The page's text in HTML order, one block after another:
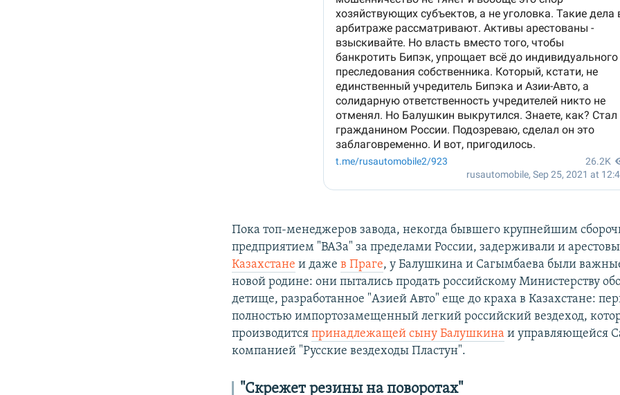
Пока топ-менеджеров завода, некогда бывшего крупнейшим
предприятием "ВАЗа" за пределами России, задерживали и
Казахстане и дажев Праге, у Балушкина и Сагымбаева были
новой родине: они пытались продать российскому Министерству
детище, разработанное "Азией Авто" еще до краха в Казахстане:
полностью импортозамещенный легкий российский вездеход,
производитсяпринадлежащей сыну Балушкина и управляющейся
компанией "Русские вездеходы Пластун".
"Скрежет резины на поворотах"